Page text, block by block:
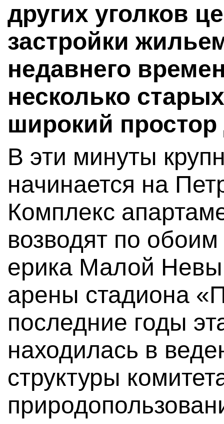
других уголков
застройки
недавнего
несколько
широкий
В эти минуты
начинается на
Комплекс
возводят по
ерика Малой
арены стадиона
последние годы
находилась в
структуры